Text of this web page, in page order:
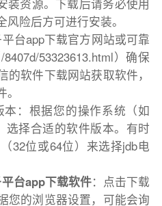
装资源。下载后请务必使用
险后方可进行安装。
台app下载官方网站或可靠
53323613.html）确保
软件下载网站获取软件，
：根据您的操作系统（如
选择合适的软件版本。有时
32位或64位）来选择jdb电
台app下载软件：点击下载
您的浏览器设置，可能会询